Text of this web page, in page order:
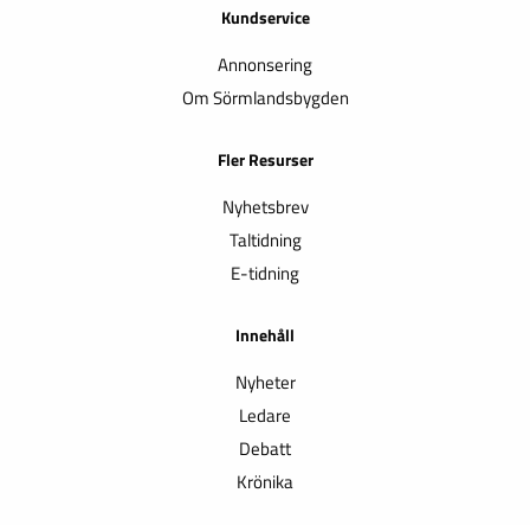
Kundservice
Annonsering
Om Sörmlandsbygden
Fler Resurser
Nyhetsbrev
Taltidning
E-tidning
Innehåll
Nyheter
Ledare
Debatt
Krönika